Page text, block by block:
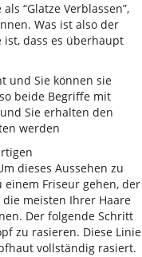
“Glatze Verblassen”,
Was ist also der
ist, dass es überhaupt
und Sie können sie
beide Begriffe mit
Sie erhalten den
werden
dieses Aussehen zu
Friseur gehen, der
meisten Ihrer Haare
Der folgende Schritt
zu rasieren. Diese Linie
vollständig rasiert.